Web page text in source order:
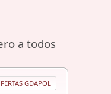
a todos
GDAPOL